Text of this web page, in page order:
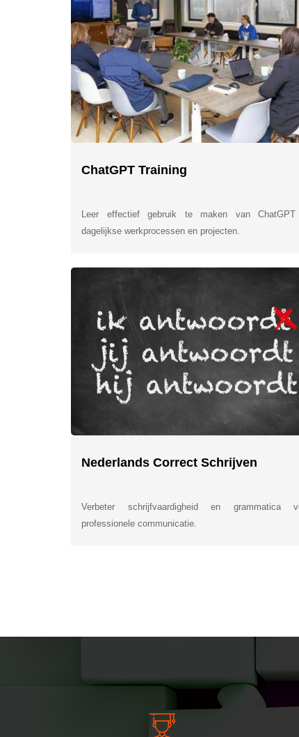
ChatGPT Training
Leer effectief gebruik te maken van
dagelijkse werkprocessen en projecten.
Nederlands Correct Schrijven
Verbeter schrijfvaardigheid en grammatica
professionele communicatie.